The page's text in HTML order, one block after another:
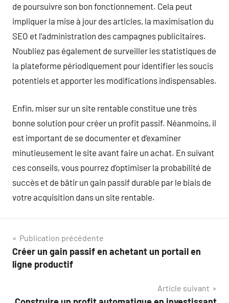
de poursuivre son bon fonctionnement. Cela peut
impliquer la mise à jour des articles, la maximisation du
SEO et l’administration des campagnes publicitaires.
N’oubliez pas également de surveiller les statistiques de
la plateforme périodiquement pour identifier les soucis
potentiels et apporter les modifications indispensables.
Enfin, miser sur un site rentable constitue une très
bonne solution pour créer un profit passif. Néanmoins, il
est important de se documenter et d’examiner
minutieusement le site avant faire un achat. En suivant
ces conseils, vous pourrez d’optimiser la probabilité de
succès et de bâtir un gain passif durable par le biais de
votre acquisition dans un site rentable.
Navigation
de
Publication précédente
Créer un gain passif en achetant un portail en
ligne productif
Article suivant